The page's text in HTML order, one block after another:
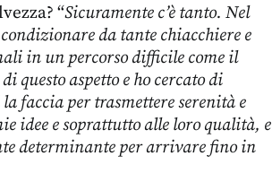
“Sicuramente c’è tanto. Nel
da tante chiacchiere e
in un percorso difficile come il
questo aspetto e ho cercato di
faccia per trasmettere serenità e
idee e soprattutto alle loro qualità, e
determinante per arrivare fino in